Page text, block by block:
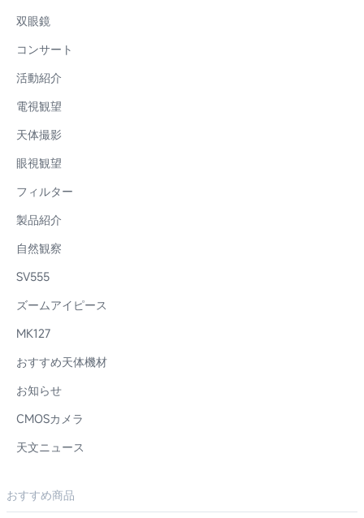
双眼鏡
コンサート
活動紹介
電視観望
天体撮影
眼視観望
フィルター
製品紹介
自然観察
SV555
ズームアイピース
MK127
おすすめ天体機材
お知らせ
CMOSカメラ
天文ニュース
おすすめ商品